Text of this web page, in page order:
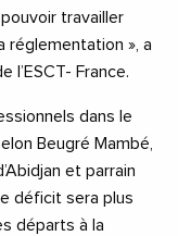
travailler
réglementation », a
l’ESCT- France.
dans le
Beugré Mambé,
et parrain
déficit sera plus
départs à la